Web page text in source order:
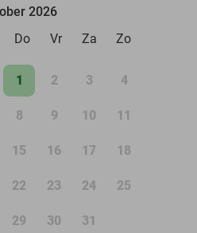
2026
Do Vr Za Zo
1 2 3 4
8 9 10 11
15 16 17 18
22 23 24 25
29 30 31